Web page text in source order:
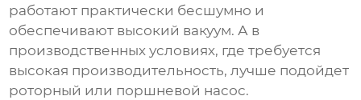
работают практически бесшумно и
обеспечивают высокий вакуум. А в
производственных условиях, где требуется
высокая производительность, лучше подойдет
роторный или поршневой насос.